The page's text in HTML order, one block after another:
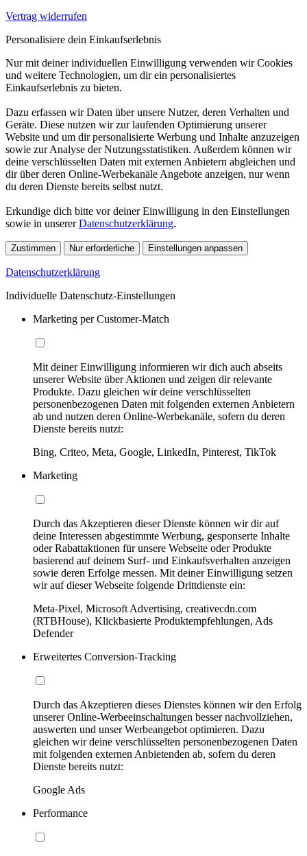
Vertrag widerrufen
Personalisiere dein Einkaufserlebnis
Nur mit deiner individuellen Einwilligung verwenden wir Cookies
und weitere Technologien, um dir ein personalisiertes
Einkaufserlebnis zu bieten.
Dazu erfassen wir Daten über unsere Nutzer, deren Verhalten und
Geräte. Diese nutzen wir zur laufenden Optimierung unserer
Website und um dir personalisierte Werbung und Inhalte anzuzeigen
sowie zur Analyse der Nutzungsstatistiken. Außerdem können wir
deine verschlüsselten Daten mit externen Anbietern abgleichen und
dir über deren Online-Werbekanäle Angebote anzeigen, nur wenn
du deren Dienste bereits selbst nutzt.
Erkundige dich bitte vor deiner Einwilligung in den Einstellungen
sowie in unsererDatenschutzerklärung.
Zustimmen Nur erforderliche Einstellungen anpassen
Datenschutzerklärung
Individuelle Datenschutz-Einstellungen
Marketing per Customer-Match
Mit deiner Einwilligung informieren wir dich auch abseits
unserer Website über Aktionen und zeigen dir relevante
Produkte. Dazu gleichen wir deine verschlüsselten
personenbezogenen Daten mit folgenden externen Anbietern
ab und nutzen deren Online-Werbekanäle, sofern du deren
Dienste bereits nutzt:
Bing, Criteo, Meta, Google, LinkedIn, Pinterest, TikTok
Marketing
Durch das Akzeptieren dieser Dienste können wir dir auf
deine Interessen abgestimmte Werbung, gesponserte Inhalte
oder Rabattaktionen für unsere Webseite oder Produkte
basierend auf deinem Surf- und Einkaufsverhalten anzeigen
sowie deren Erfolge messen. Mit deiner Einwilligung setzen
wir auf dieser Webseite folgende Drittdienste ein:
Meta-Pixel, Microsoft Advertising, creativecdn.com
(RTBHouse), Klickbasierte Produktempfehlungen, Ads
Defender
Erweitertes Conversion-Tracking
Durch das Akzeptieren dieses Dienstes können wir den Erfolg
unserer Online-Werbeeinschaltungen besser nachvollziehen,
auswerten und unser Werbeangebot optimieren. Dazu
gleichen wir deine verschlüsselten personenbezogenen Daten
mit folgenden externen Anbietenden ab, sofern du deren
Dienste bereits nutzt:
Google Ads
Performance